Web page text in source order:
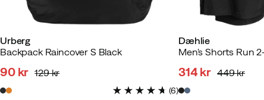
Urberg
Backpack Raincover S Black
discounted
90 kr
original
129 kr
(6)
Dæhlie
Men's Shorts Run
discounted
314 kr
original
449 kr